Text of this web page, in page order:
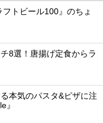
トビール100』のちょ
8選！唐揚げ定食からラ
本気のパスタ&ピザに注
』